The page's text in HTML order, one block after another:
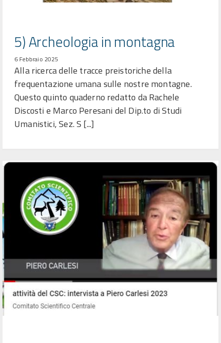
5) Archeologia in montagna
6 Febbraio 2025
Alla ricerca delle tracce preistoriche della
frequentazione umana sulle nostre montagne.
Questo quinto quaderno redatto da Rachele
Discosti e Marco Peresani del Dip.to di Studi
Umanistici, Sez. S [...]